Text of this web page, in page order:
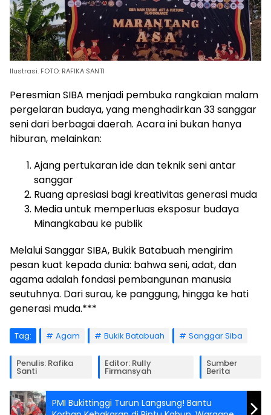
Ilustrasi. FOTO: RAFIKA SANTI
Peresmian SIBA menjadi pembuka rangkaian malam
pergelaran budaya, yang menghadirkan 33 sanggar
seni dari berbagai daerah. Acara ini bukan hanya
hiburan, melainkan:
Ajang pertukaran ide dan teknik seni antar
sanggar
Ruang apresiasi bagi kreativitas generasi muda
Media untuk memperluas eksposur budaya
Minangkabau ke publik
Melalui Sanggar SIBA, Bukik Batabuah mengirim
pesan kuat kepada dunia: bahwa seni, adat, dan
agama adalah fondasi pembangunan manusia
seutuhnya. Dari surau, ke panggung, hingga ke hati
generasi muda.***
Tag: Agam Bukik Batabuah Sanggar Siba
Penulis: Rafika
Santi
Editor: Rully
Firmansyah
Sumber
Berita
PMI Bukittinggi Turun Langsung! Bantu